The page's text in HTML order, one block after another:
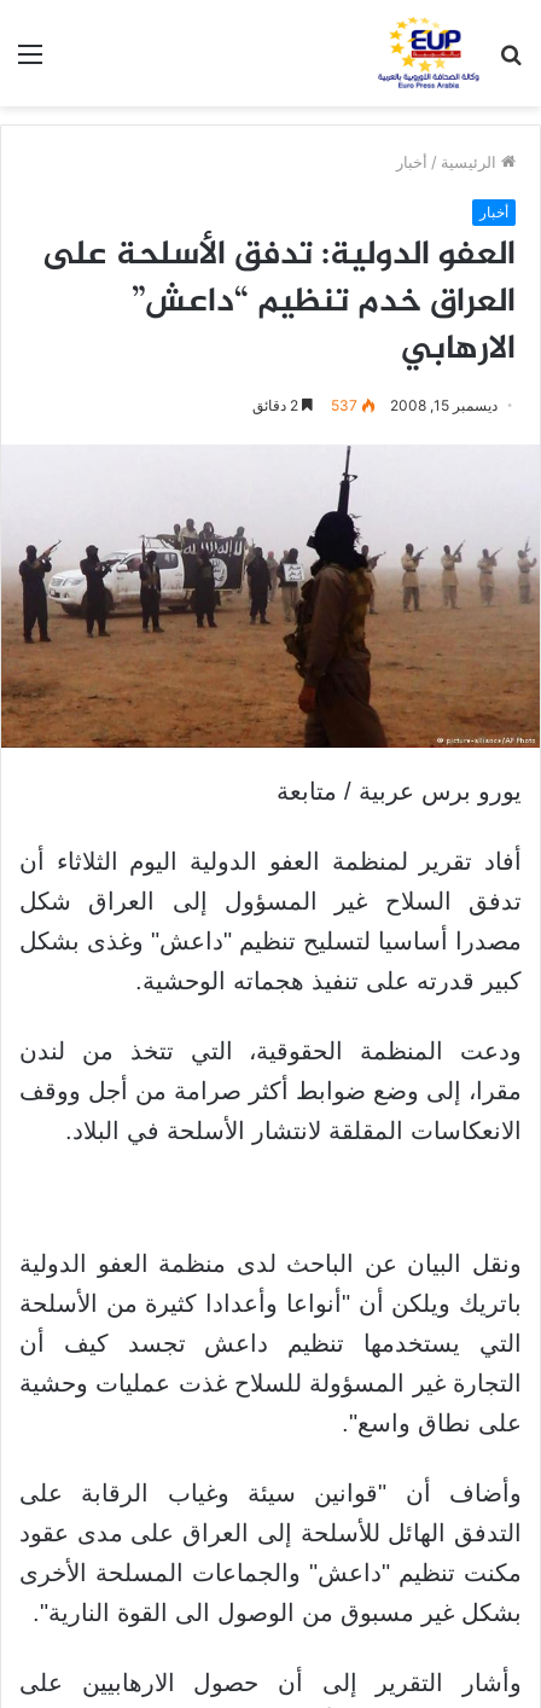
عن
الرئيسية / أخبار
أخبار
العفو الدولية: تدفق الأسلحة على
العراق خدم تنظيم “داعش”
الارهابي
ديسمبر 15, 2008 537
يورو برس عربية / متابعة
أفاد تقرير لمنظمة العفو الدولية اليوم الثلاثاء أن
تدفق السلاح غير المسؤول إلى العراق شكل
مصدرا أساسيا لتسليح تنظيم "داعش" وغذى بشكل
كبير قدرته على تنفيذ هجماته الوحشية.
ودعت المنظمة الحقوقية، التي تتخذ من لندن
مقرا، إلى وضع ضوابط أكثر صرامة من أجل ووقف
الانعكاسات المقلقة لانتشار الأسلحة في البلاد.
ونقل البيان عن الباحث لدى منظمة العفو الدولية
باتريك ويلكن أن "أنواعا وأعدادا كثيرة من الأسلحة
التي يستخدمها تنظيم داعش تجسد كيف أن
التجارة غير المسؤولة للسلاح غذت عمليات وحشية
على نطاق واسع".
وأضاف أن "قوانين سيئة وغياب الرقابة على
التدفق الهائل للأسلحة إلى العراق على مدى عقود
مكنت تنظيم "داعش" والجماعات المسلحة الأخرى
بشكل غير مسبوق من الوصول الى القوة النارية".
وأشار التقرير إلى أن حصول الارهابيين على